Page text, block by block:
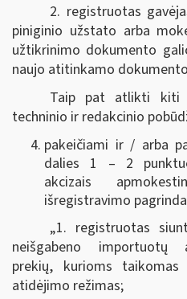
2. registruotas
piniginio užstato arba
užtikrinimo dokumento
naujo atitinkamo
Taip pat atlikti kiti
techninio ir redakcinio
pakeičiami ir / arba
dalies 1 – 2
akcizais
išregistravimo
„1. registruotas
neišgabeno importuotų
prekių, kurioms
atidėjimo režimas;